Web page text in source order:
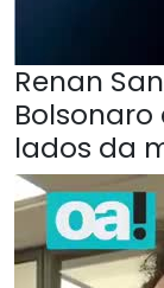
Renan
Bolsonaro
lados da